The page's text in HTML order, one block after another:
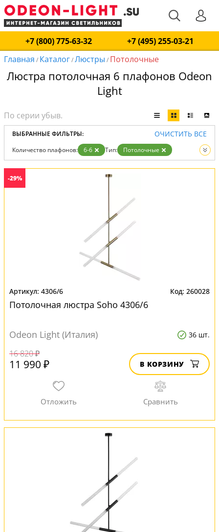
+7 (800) 775-63-32
+7 (495) 255-03-21
Главная / Каталог/Люстры / Потолочные
Люстра потолочная 6 плафонов Odeon
Light
ВЫБРАННЫЕ ФИЛЬТРЫ: ОЧИСТИТЬ ВСЕ
Количество плафонов: 6-6 Тип:
Потолочные
Вид:
Люстры
-29%
4306/6 260028
Потолочная люстра Soho 4306/6
Odeon Light (Италия) 36 шт.
16 820 ₽
11 990 ₽ В КОРЗИНУ